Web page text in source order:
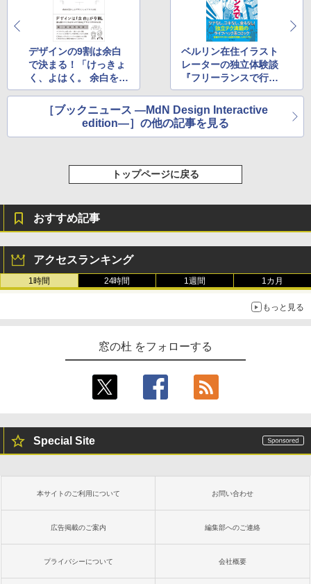
デザインの9割は余白
で決まる！「けっきょ
く、よはく。 余白を活
かしたデザインレイア
ウトの本」発売
ベルリン在住イラスト
レーターの独立体験談
『フリーランスで行こ
う！ 会社に頼らない、
新しい「働き方」』発
売
［ブックニュース ―MdN Design Interactive
edition―］の他の記事を見る
トップページに戻る
おすすめ記事
アクセスランキング
1時間 24時間 1週間 1カ月
もっと見る
窓の杜 をフォローする
Special Site
本サイトのご利用について お問い合わせ
広告掲載のご案内 編集部へのご連絡
プライバシーについて 会社概要